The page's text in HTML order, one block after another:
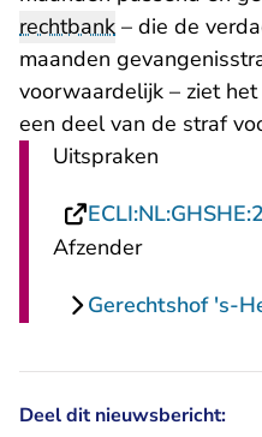
rechtbank – die de
maanden
voorwaardelijk – ziet
een deel van de straf
Uitspraken
Afzender
Gerechtshof 's-
Deel dit nieuwsbericht: